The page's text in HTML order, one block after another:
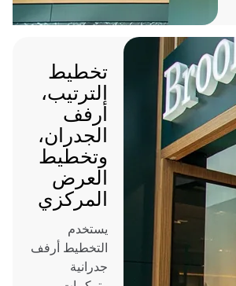
تخطيط
الترتيب،
أرفف
الجدران،
وتخطيط
العرض
المركزي
يستخدم
التخطيط أرفف
جدرانية